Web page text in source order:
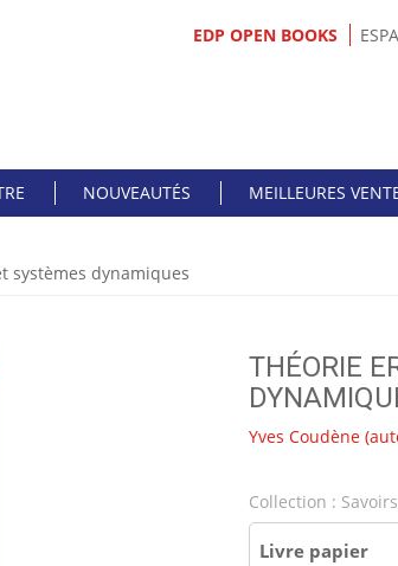
EDP OPEN BOOKS
NOUVEAUTÉS MEILLEURES
systèmes dynamiques
THÉORIE
Yves Coudène
Collection :
Livre papier